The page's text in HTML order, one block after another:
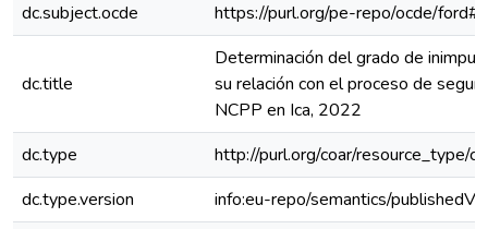
dc.subject.ocde
https://purl.org/pe-repo/ocde/
dc.title
Determinación del grado de
su relación con el proceso de
NCPP en Ica, 2022
dc.type
http://purl.org/coar/resource_type/
dc.type.version
info:eu-repo/semantics/